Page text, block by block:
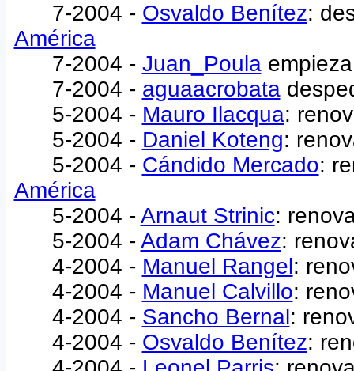
7-2004 - Osvaldo Benítez:
América
7-2004 - Juan_Poula
7-2004 - aguaacrobata
5-2004 - Mauro Ilacqua:
5-2004 - Daniel Koteng:
5-2004 - Cándido Mercado:
América
5-2004 - Arnaut Strinic:
5-2004 - Adam Chávez:
4-2004 - Manuel Rangel:
4-2004 - Manuel Calvillo:
4-2004 - Sancho Bernal:
4-2004 - Osvaldo Benítez: